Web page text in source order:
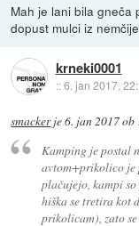
Mah je lani bila gneča
dopust mulci iz
krneki0001
::6. jan 2017,
smackerje6. jan 2017 ob
Kamping je postal
avtom+prikolico je
plačujejo, kampi
hiška se tretira kot
prikolicam), zato